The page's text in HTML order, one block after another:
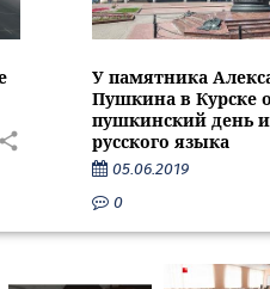
У памятника
Пушкина в Курске
пушкинский день
русского языка
05.06.2019
0